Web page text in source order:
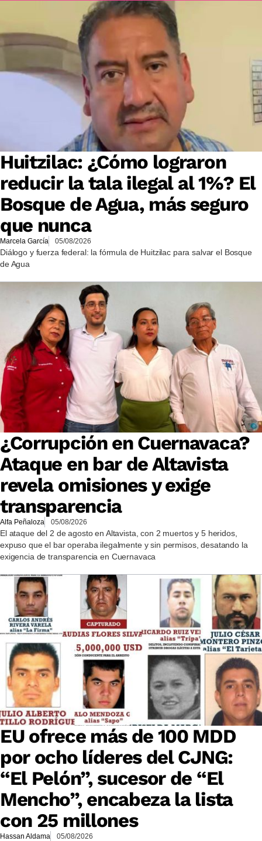
Huitzilac: ¿Cómo lograron
reducir la tala ilegal al 1%? El
Bosque de Agua, más seguro
que nunca
Marcela García 05/08/2026
Diálogo y fuerza federal: la fórmula de Huitzilac para salvar el Bosque
de Agua
¿Corrupción en Cuernavaca?
Ataque en bar de Altavista
revela omisiones y exige
transparencia
Alfa Peñaloza 05/08/2026
El ataque del 2 de agosto en Altavista, con 2 muertos y 5 heridos,
expuso que el bar operaba ilegalmente y sin permisos, desatando la
exigencia de transparencia en Cuernavaca
EU ofrece más de 100 MDD
por ocho líderes del CJNG:
“El Pelón”, sucesor de “El
Mencho”, encabeza la lista
con 25 millones
Hassan Aldama 05/08/2026